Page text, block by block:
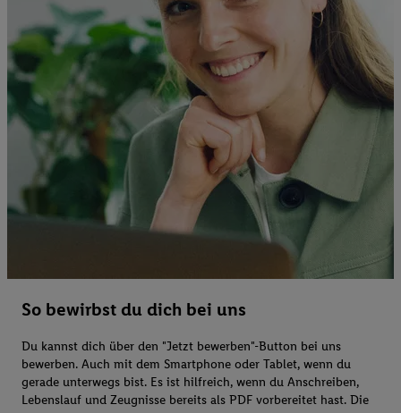
So bewirbst du dich bei uns
Du kannst dich über den "Jetzt bewerben"-Button bei uns
bewerben. Auch mit dem Smartphone oder Tablet, wenn du
gerade unterwegs bist. Es ist hilfreich, wenn du Anschreiben,
Lebenslauf und Zeugnisse bereits als PDF vorbereitet hast. Die